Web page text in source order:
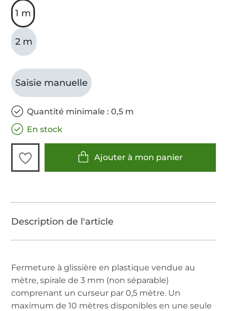
1 m
2 m
Saisie manuelle
Quantité minimale : 0,5 m
En stock
Ajouter à mon panier
Fermeture à glissière en plastique vendue au
mètre, spirale de 3 mm (non séparable)
comprenant un curseur par 0,5 mètre. Un
maximum de 10 mètres disponibles en une seule